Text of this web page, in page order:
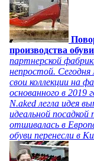
производства
партнерской
непростой.
свои коллекции на
основанного в 2019
N.aked легла идея
идеальной посадкой
отшивалась в
обуви перенесли в